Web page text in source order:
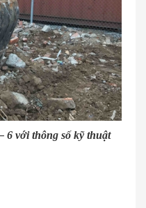
6 với thông số kỹ thuật